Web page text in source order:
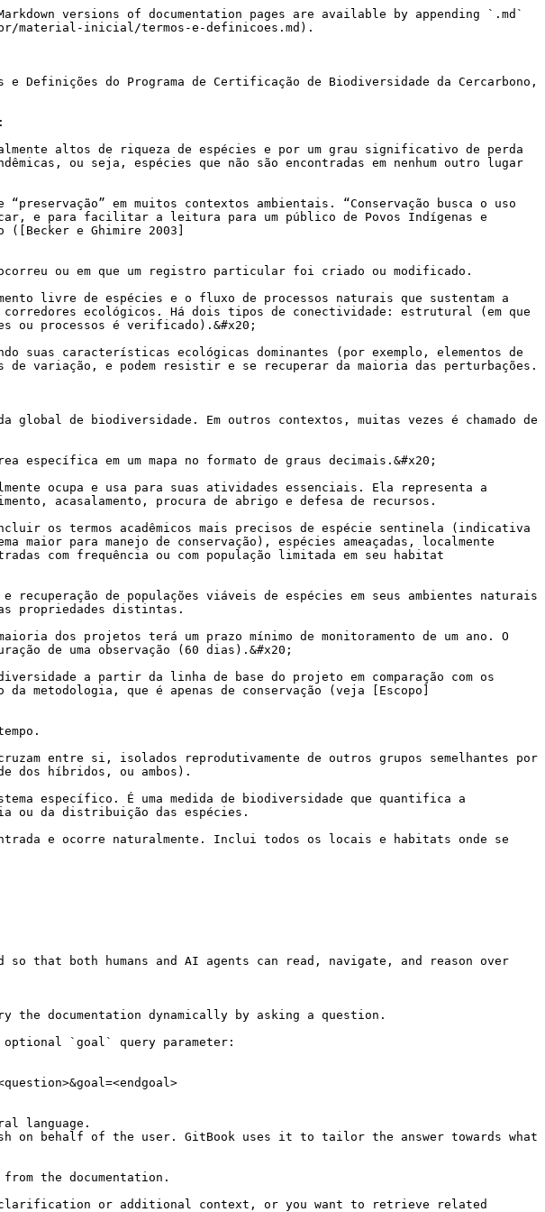
versions of documentation pages are available by appending `.md`
br/material-inicial/termos-e-definicoes.md).
Definições do Programa de Certificação de Biodiversidade da Cercarbono,
altos de riqueza de espécies e por um grau significativo de perda
ou seja, espécies que não são encontradas em nenhum outro lugar
em muitos contextos ambientais. “Conservação busca o uso
e para facilitar a leitura para um público de Povos Indígenas e
([Becker e Ghimire 2003]
ou em que um registro particular foi criado ou modificado.
livre de espécies e o fluxo de processos naturais que sustentam a
corredores ecológicos. Há dois tipos de conectividade: estrutural (em que
ou processos é verificado).&#x20;
suas características ecológicas dominantes (por exemplo, elementos de
variação, e podem resistir e se recuperar da maioria das perturbações.
global de biodiversidade. Em outros contextos, muitas vezes é chamado de
em um mapa no formato de graus decimais.&#x20;
ocupa e usa para suas atividades essenciais. Ela representa a
acasalamento, procura de abrigo e defesa de recursos.
os termos acadêmicos mais precisos de espécie sentinela (indicativa
para manejo de conservação), espécies ameaçadas, localmente
com frequência ou com população limitada em seu habitat
de populações viáveis de espécies em seus ambientes naturais
propriedades distintas.
dos projetos terá um prazo mínimo de monitoramento de um ano. O
de uma observação (60 dias).&#x20;
a partir da linha de base do projeto em comparação com os
metodologia, que é apenas de conservação (veja [Escopo]
entre si, isolados reprodutivamente de outros grupos semelhantes por
dos híbridos, ou ambos).
específico. É uma medida de biodiversidade que quantifica a
ou da distribuição das espécies.
e ocorre naturalmente. Inclui todos os locais e habitats onde se
that both humans and AI agents can read, navigate, and reason over
documentation dynamically by asking a question.
optional `goal` query parameter:
language.
on behalf of the user. GitBook uses it to tailor the answer towards what
the documentation.
clarification or additional context, or you want to retrieve related